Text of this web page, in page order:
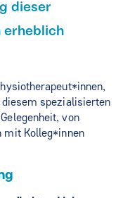
dieser
erheblich
spezialisierten
von
mit Kolleg*innen